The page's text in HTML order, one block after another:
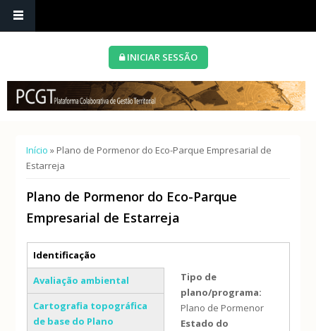
INICIAR SESSÃO
Está aqui
Início » Plano de Pormenor do Eco-Parque Empresarial de
Estarreja
Plano de Pormenor do Eco-Parque
Empresarial de Estarreja
Separadores verticais
Identificação
(separador ativo)
Avaliação ambiental
Cartografia topográfica
de base do Plano
Tipo de
plano/programa:
Plano de Pormenor
Estado do